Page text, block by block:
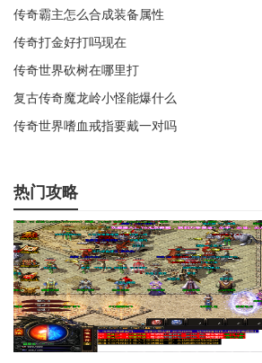
传奇霸主怎么合成装备属性
传奇打金好打吗现在
传奇世界砍树在哪里打
复古传奇魔龙岭小怪能爆什么
传奇世界嗜血戒指要戴一对吗
热门攻略